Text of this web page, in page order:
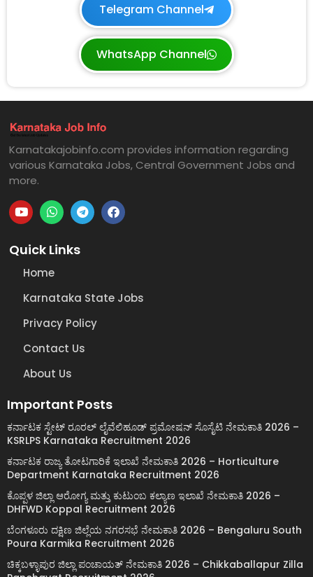
Telegram Channel
WhatsApp Channel
Karnatakajobinfo.com provides information regarding
various Karnataka Jobs, Central Government Jobs and
more.
Quick Links
Home
Karnataka State Jobs
Privacy Policy
Contact Us
About Us
Important Posts
ಕರ್ನಾಟಕ ಸ್ಟೇಟ್ ರೂರಲ್ ಲೈವೆಲಿಹೂಡ್ ಪ್ರಮೋಷನ್ ಸೊಸೈಟಿ ನೇಮಕಾತಿ 2026 –
KSRLPS Karnataka Recruitment 2026
ಕರ್ನಾಟಕ ರಾಜ್ಯ ತೋಟಗಾರಿಕೆ ಇಲಾಖೆ ನೇಮಕಾತಿ 2026 – Horticulture
Department Karnataka Recruitment 2026
ಕೊಪ್ಪಳ ಜಿಲ್ಲಾ ಆರೋಗ್ಯ ಮತ್ತು ಕುಟುಂಬ ಕಲ್ಯಾಣ ಇಲಾಖೆ ನೇಮಕಾತಿ 2026 –
DHFWD Koppal Recruitment 2026
ಬೆಂಗಳೂರು ದಕ್ಷಿಣ ಜಿಲ್ಲೆಯ ನಗರಸಭೆ ನೇಮಕಾತಿ 2026 – Bengaluru South
Poura Karmika Recruitment 2026
ಚಿಕ್ಕಬಳ್ಳಾಪುರ ಜಿಲ್ಲಾ ಪಂಚಾಯತ್ ನೇಮಕಾತಿ 2026 – Chikkaballapur Zilla